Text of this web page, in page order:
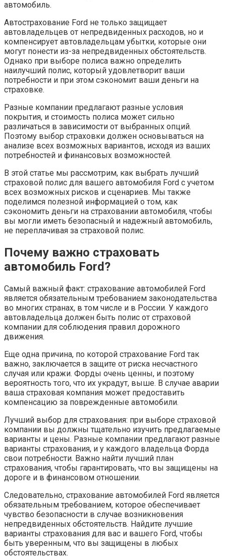
автомобиль.
Автострахование Ford не только защищает
автовладельцев от непредвиденных расходов, но и
компенсирует автовладельцам убытки, которые они
могут понести из-за непредвиденных обстоятельств.
Однако при выборе полиса важно определить
наилучший полис, который удовлетворит ваши
потребности и при этом сэкономит ваши деньги на
страховке.
Разные компании предлагают разные условия
покрытия, и стоимость полиса может сильно
различаться в зависимости от выбранных опций.
Поэтому выбор страховки должен основываться на
анализе всех возможных вариантов, исходя из ваших
потребностей и финансовых возможностей.
В этой статье мы рассмотрим, как выбрать лучший
страховой полис для вашего автомобиля Ford с учетом
всех возможных рисков и сценариев. Мы также
поделимся полезной информацией о том, как
сэкономить деньги на страховании автомобиля, чтобы
вы могли иметь безопасный и надежный автомобиль,
не переплачивая за страховой полис.
Почему важно страховать
автомобиль Ford?
Самый важный факт: страхование автомобилей Ford
является обязательным требованием законодательства
во многих странах, в том числе и в России. У каждого
автовладельца должен быть полис от страховой
компании для соблюдения правил дорожного
движения.
Еще одна причина, по которой страхование Ford так
важно, заключается в защите от риска несчастного
случая или кражи. Форды очень ценны, и поэтому
вероятность того, что их украдут, выше. В случае аварии
ваша страховая компания может предоставить
компенсацию за поврежденные автомобили.
Лучший выбор для страхования: при выборе страховой
компании вы должны тщательно изучить предлагаемые
варианты и цены. Разные компании предлагают разные
варианты страхования, и у каждого владельца Форда
свои потребности. Важно найти лучший план
страхования, чтобы гарантировать, что вы защищены на
дороге и в финансовом отношении.
Следовательно, страхование автомобилей Ford является
обязательным требованием, которое обеспечивает
чувство безопасности в случае возникновения
непредвиденных обстоятельств. Найдите лучшие
варианты страхования для вас и вашего Ford, чтобы
быть уверенным, что вы защищены в любых
обстоятельствах.